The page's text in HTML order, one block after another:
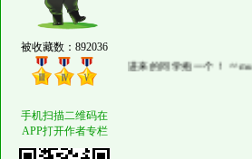
被收藏数：892036
进来的同学抱一个！ ^^mua
手机扫描二维码在
APP打开作者专栏